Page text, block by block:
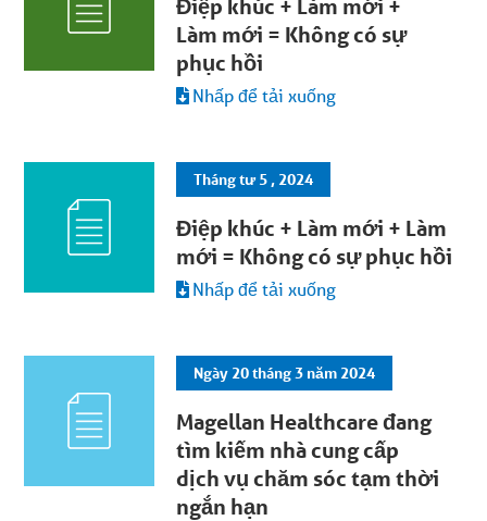
Điệp khúc + Làm mới +
Làm mới = Không có sự
phục hồi
Nhấp để tải xuống
Tháng tư 5 , 2024
Điệp khúc + Làm mới + Làm
mới = Không có sự phục hồi
Nhấp để tải xuống
Ngày 20 tháng 3 năm 2024
Magellan Healthcare đang
tìm kiếm nhà cung cấp
dịch vụ chăm sóc tạm thời
ngắn hạn